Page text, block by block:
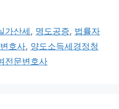
가산세 , 명도공증, 법률자
호사, 양도소득세경정청
전문변호사